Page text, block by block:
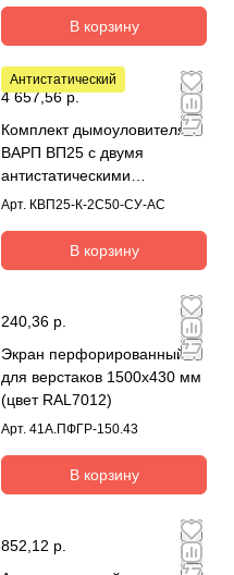
В корзину
Антистатический
4 657,56 р.
Комплект дымоуловителя
ВАРП ВП25 с двумя
антистатическими
дымоприемниками 50мм с
К-2C50-СУ-AC
Арт. КВП25-К-2C50-СУ-AC
В корзину
240,36 р.
Экран перфорированный
для верстаков 1500х430 мм
(цвет RAL7012)
Арт. 41А.ПФГР-150.43
В корзину
852,12 р.